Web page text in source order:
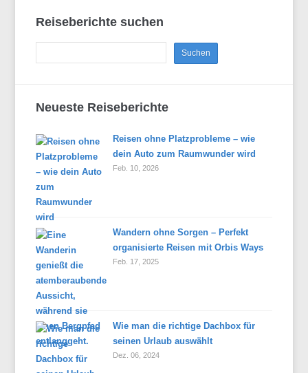
Reiseberichte suchen
Neueste Reiseberichte
Reisen ohne Platzprobleme – wie
dein Auto zum Raumwunder wird
Feb. 10, 2026
Wandern ohne Sorgen – Perfekt
organisierte Reisen mit Orbis Ways
Feb. 17, 2025
Wie man die richtige Dachbox für
seinen Urlaub auswählt
Dez. 06, 2024